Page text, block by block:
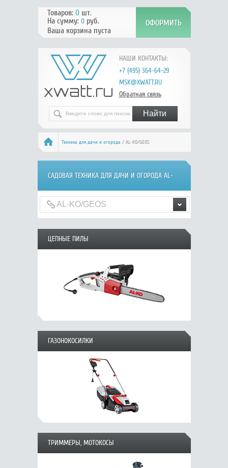
НАШИ КОНТАКТЫ:
+7 (495) 364-64-29
MSK@XWATT.RU
Обратная связь
Товаров: 0шт.
На сумму: 0руб.
Ваша корзина пуста
Техника для дачи и огорода / AL-KO/GEOS
САДОВАЯ ТЕХНИКА ДЛЯ ДАЧИ И ОГОРОДА AL-
KO/GEOS
ЦЕПНЫЕ ПИЛЫ
ГАЗОНОКОСИЛКИ
ТРИММЕРЫ, МОТОКОСЫ